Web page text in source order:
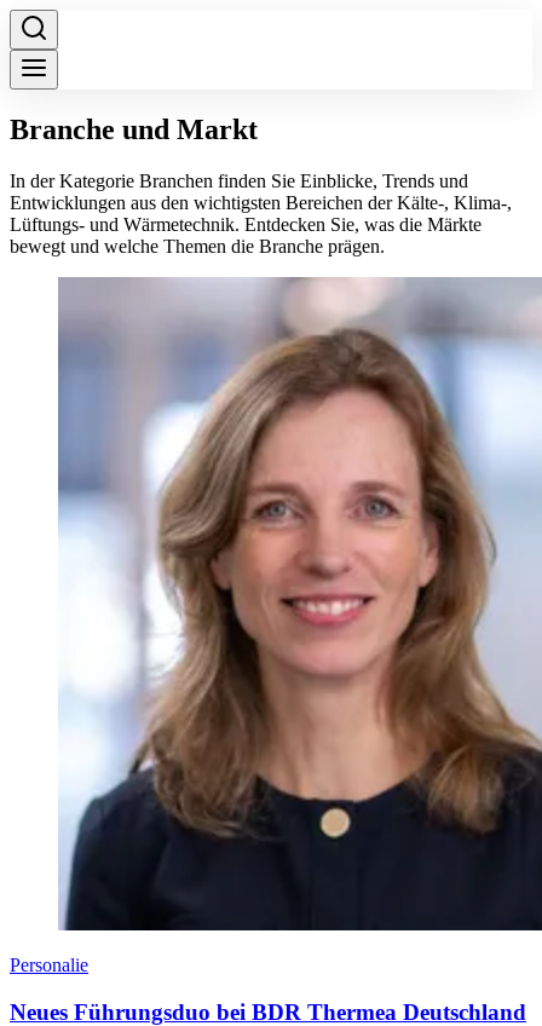
Branche und Markt
In der Kategorie Branchen finden Sie Einblicke, Trends und
Entwicklungen aus den wichtigsten Bereichen der Kälte-, Klima-,
Lüftungs- und Wärmetechnik. Entdecken Sie, was die Märkte
bewegt und welche Themen die Branche prägen.
Personalie
Neues Führungsduo bei BDR Thermea Deutschland